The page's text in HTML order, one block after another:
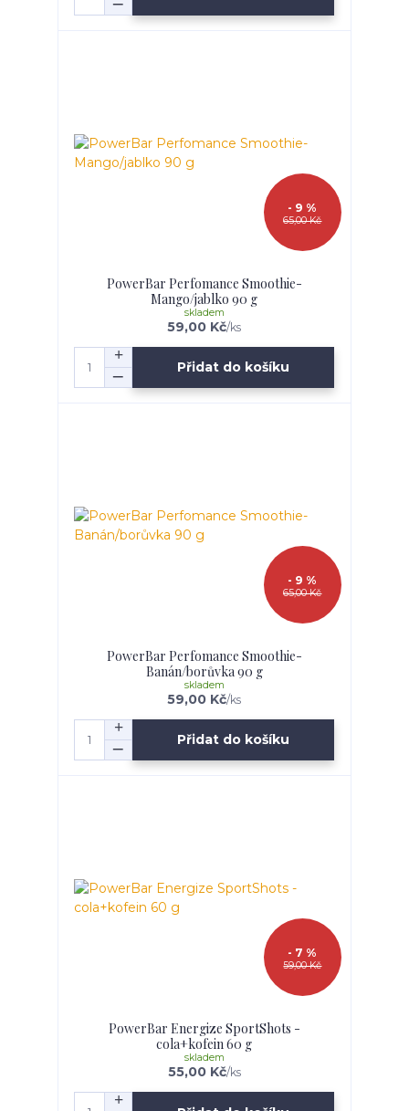
65,00 Kč
- 9 %
PowerBar Perfomance Smoothie-
Mango/jablko 90 g
59,00 Kč/ks
skladem
Přidat do košíku
65,00 Kč
- 9 %
PowerBar Perfomance Smoothie-
Banán/borůvka 90 g
59,00 Kč/ks
skladem
Přidat do košíku
59,00 Kč
- 7 %
PowerBar Energize SportShots -
cola+kofein 60 g
55,00 Kč/ks
skladem